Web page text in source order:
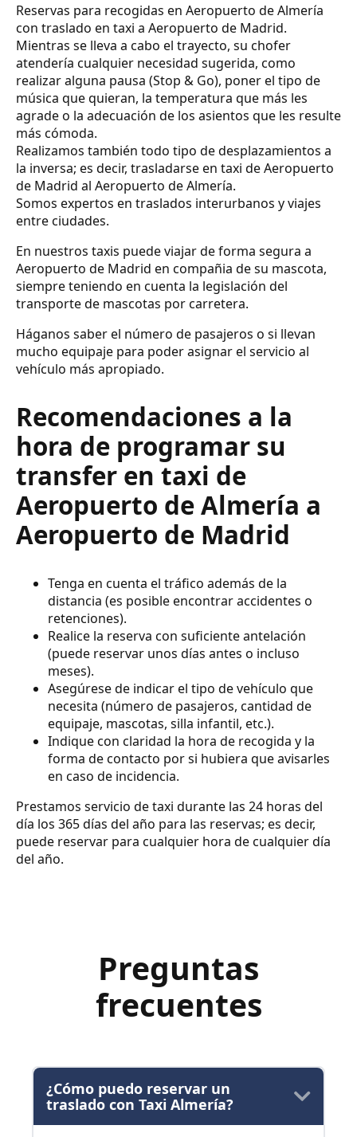
Reservas para recogidas en Aeropuerto de Almería
con traslado en taxi a Aeropuerto de Madrid.
Mientras se lleva a cabo el trayecto, su chofer
atendería cualquier necesidad sugerida, como
realizar alguna pausa (Stop & Go), poner el tipo de
música que quieran, la temperatura que más les
agrade o la adecuación de los asientos que les resulte
más cómoda.
Realizamos también todo tipo de desplazamientos a
la inversa; es decir, trasladarse en taxi de Aeropuerto
de Madrid al Aeropuerto de Almería.
Somos expertos en traslados interurbanos y viajes
entre ciudades.
En nuestros taxis puede viajar de forma segura a
Aeropuerto de Madrid en compañia de su mascota,
siempre teniendo en cuenta la legislación del
transporte de mascotas por carretera.
Háganos saber el número de pasajeros o si llevan
mucho equipaje para poder asignar el servicio al
vehículo más apropiado.
Recomendaciones a la
hora de programar su
transfer en taxi de
Aeropuerto de Almería a
Aeropuerto de Madrid
Tenga en cuenta el tráfico además de la
distancia (es posible encontrar accidentes o
retenciones).
Realice la reserva con suficiente antelación
(puede reservar unos días antes o incluso
meses).
Asegúrese de indicar el tipo de vehículo que
necesita (número de pasajeros, cantidad de
equipaje, mascotas, silla infantil, etc.).
Indique con claridad la hora de recogida y la
forma de contacto por si hubiera que avisarles
en caso de incidencia.
Prestamos servicio de taxi durante las 24 horas del
día los 365 días del año para las reservas; es decir,
puede reservar para cualquier hora de cualquier día
del año.
Preguntas
frecuentes
¿Cómo puedo reservar un
traslado con Taxi Almería?